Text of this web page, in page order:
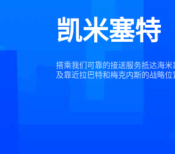
凯米塞特
搭乘我们可靠的接送服务抵达海
及靠近拉巴特和梅克内斯的战略位